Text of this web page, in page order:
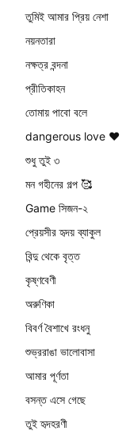
তুমিই আমার প্রিয় নেশা
নয়নতারা
নক্ষত্র বন্দনা
প্রীতিকাহন
তোমায় পাবো বলে
dangerous love ❤️
শুধু তুই ৩
মন গহীনের গল্প 🥰
Game সিজন-২
প্রেয়সীর হৃদয় ব্যাকুল
বিন্দু থেকে বৃত্ত
কৃষ্ণবেণী
অরুণিকা
বিবর্ণ বৈশাখে রংধনু
শুভ্ররাঙা ভালোবাসা
আমার পূর্ণতা
বসন্ত এসে গেছে
তুই হৃদহরণী